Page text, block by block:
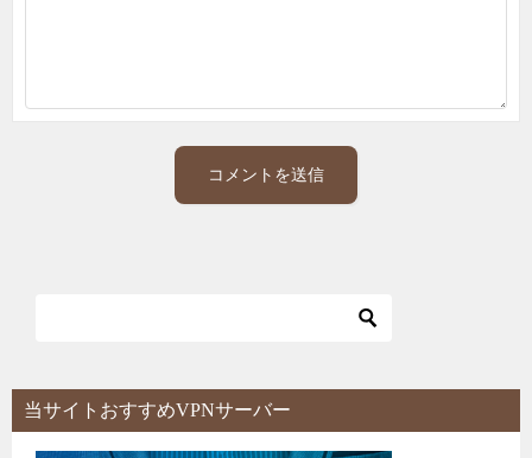
当サイトおすすめVPNサーバー